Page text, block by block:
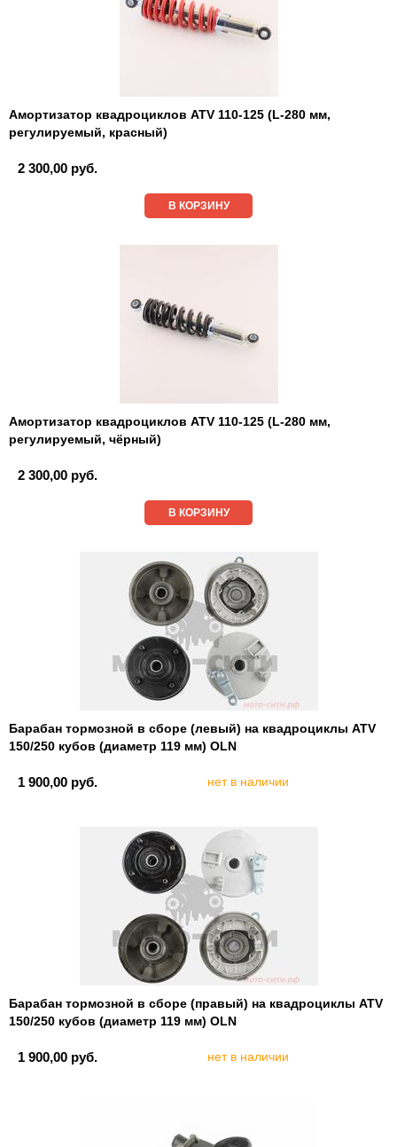
Амортизатор квадроциклов ATV 110-125 (L-280 мм,
регулируемый, красный)
2 300,00 руб.
В КОРЗИНУ
Амортизатор квадроциклов ATV 110-125 (L-280 мм,
регулируемый, чёрный)
2 300,00 руб.
В КОРЗИНУ
Барабан тормозной в сборе (левый) на квадроциклы ATV
150/250 кубов (диаметр 119 мм) OLN
1 900,00 руб. нет в наличии
Барабан тормозной в сборе (правый) на квадроциклы ATV
150/250 кубов (диаметр 119 мм) OLN
1 900,00 руб. нет в наличии